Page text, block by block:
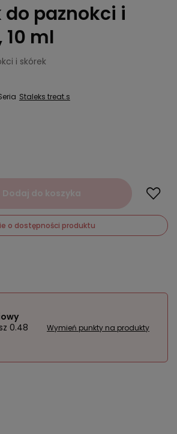
do paznokci i
ml
i skórek
Staleks treat.s
Dodaj do koszyka
o dostępności produktu
0.48
Wymień punkty na produkty